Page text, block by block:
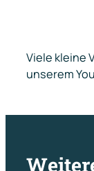
Viele kleine
unserem